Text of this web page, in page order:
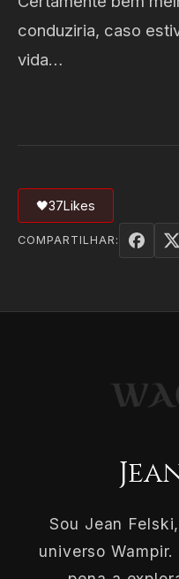
conduziria, caso
vida…
🖤37Likes
COMPARTILHAR:
Sou Jean
universo